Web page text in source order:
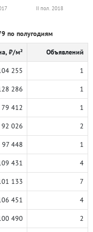
II пол. 2018
по полугодиям
₽/м² Объявлений
255 1
286 1
79 412 1
92 026 2
97 448 1
431 4
133 7
451 4
490 2